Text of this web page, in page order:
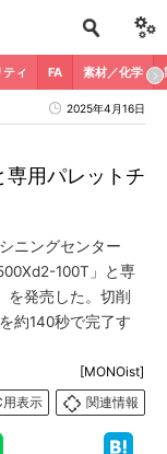
ィ FA 素材／化学
2025年4月16日
専用パレットチ
ニングセンター
100T」と専
を発売した。切削
約140秒で完了す
[MONOist]
用表示
関連情報